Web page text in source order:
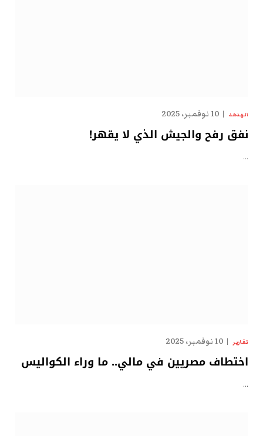
الهدهد 10 نوفمبر، 2025
نفق رفح والجيش الذي لا يقهر!
…
تقارير 10 نوفمبر، 2025
اختطاف مصريين في مالي.. ما وراء الكواليس
…